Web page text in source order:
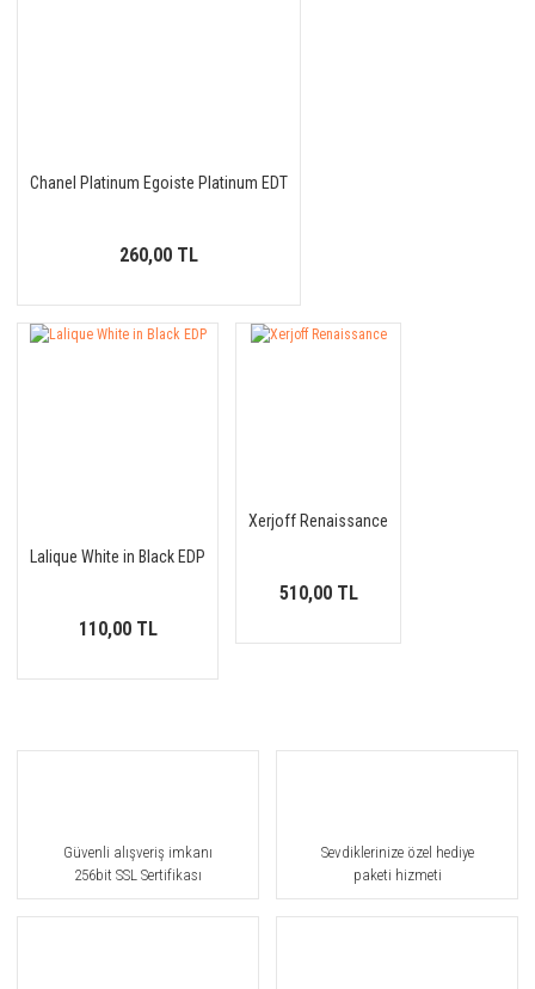
Chanel Platinum Egoiste Platinum EDT
260,00 TL
Lalique White in Black EDP
110,00 TL
Xerjoff Renaissance
510,00 TL
Güvenli alışveriş imkanı
256bit SSL Sertifikası
Sevdiklerinize özel hediye
paketi hizmeti